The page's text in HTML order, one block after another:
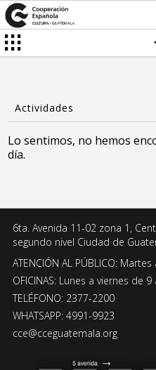
Lo sentimos, no hemos
día.
6ta. Avenida 11-02 zona 1,
segundo nivel Ciudad de
ATENCIÓN AL PÚBLICO:
OFICINAS: Lunes a viernes de 9
TELÉFONO: 2377-2200
WHATSAPP: 4991-9923
cce@cceguatemala.org